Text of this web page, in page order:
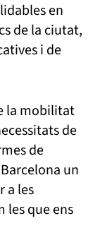
en
de la ciutat,
i de
la mobilitat
de
de
un
a les
les que ens